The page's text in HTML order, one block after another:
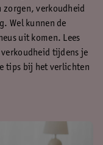
zorgen, verkoudheid
Wel kunnen de
uit komen. Lees
tijdens je
tips bij het verlichten